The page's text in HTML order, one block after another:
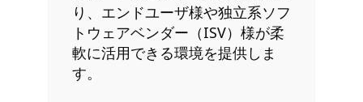
り、エンドユーザ様や独立系ソフ
トウェアベンダー（ISV）様が柔
軟に活用できる環境を提供しま
す。